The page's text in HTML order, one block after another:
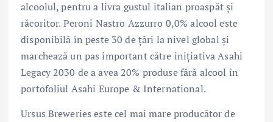
alcoolul, pentru a livra gustul italian proaspăt și
răcoritor. Peroni Nastro Azzurro 0,0% alcool este
disponibilă în peste 30 de țări la nivel global și
marchează un pas important către inițiativa Asahi
Legacy 2030 de a avea 20% produse fără alcool în
portofoliul Asahi Europe & International.
Ursus Breweries este cel mai mare producător de